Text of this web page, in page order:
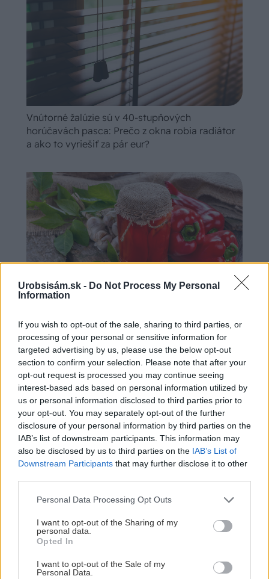
Urobsisám.sk - Do Not Process My Personal
Information
If you wish to opt-out of the sale, sharing to third parties, or
processing of your personal or sensitive information for
targeted advertising by us, please use the below opt-out
section to confirm your selection. Please note that after your
opt-out request is processed you may continue seeing
interest-based ads based on personal information utilized by
us or personal information disclosed to third parties prior to
your opt-out. You may separately opt-out of the further
disclosure of your personal information by third parties on the
IAB’s list of downstream participants. This information may
also be disclosed by us to third parties on the IAB’s List of
Downstream Participants that may further disclose it to other
Please note that this website/app uses one or more Google
not limited to your visit or usage behaviour. You may click to
grant or deny consent to Google and its third-party tags to
use your data for below specified purposes in below Google
consent section.
Personal Data Processing Opt Outs
I want to opt-out of the Sharing of my
personal data.
Opted In
I want to opt-out of the Sale of my
Personal Data.
Vnútorné žalúzie sú v 40-stupňových
horúčavách pasca: Prečo z okna robia radiátor
a ako to vyriešiť za pár eur?
Chystáte sa zavárať kápiu? Táto chyba ju
premení na nevábne mäkkú hmotu
Zelenina a ovocie
Avokádo
Izbové rastliny
si doma vypestovať
strom potrebuje
Izbové rastliny